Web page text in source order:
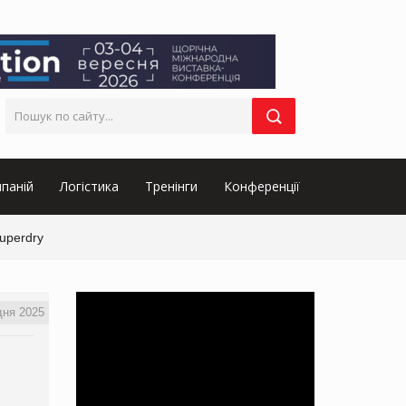
Логістика Тренінги Конференції
2025